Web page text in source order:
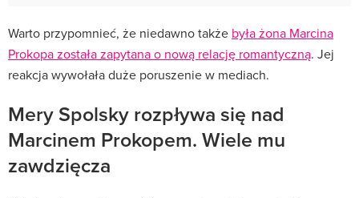
Warto przypomnieć, że niedawno także była żona Marcina
Prokopa została zapytana o nową relację romantyczną. Jej
reakcja wywołała duże poruszenie w mediach.
Mery Spolsky rozpływa się nad
Marcinem Prokopem. Wiele mu
zawdzięcza